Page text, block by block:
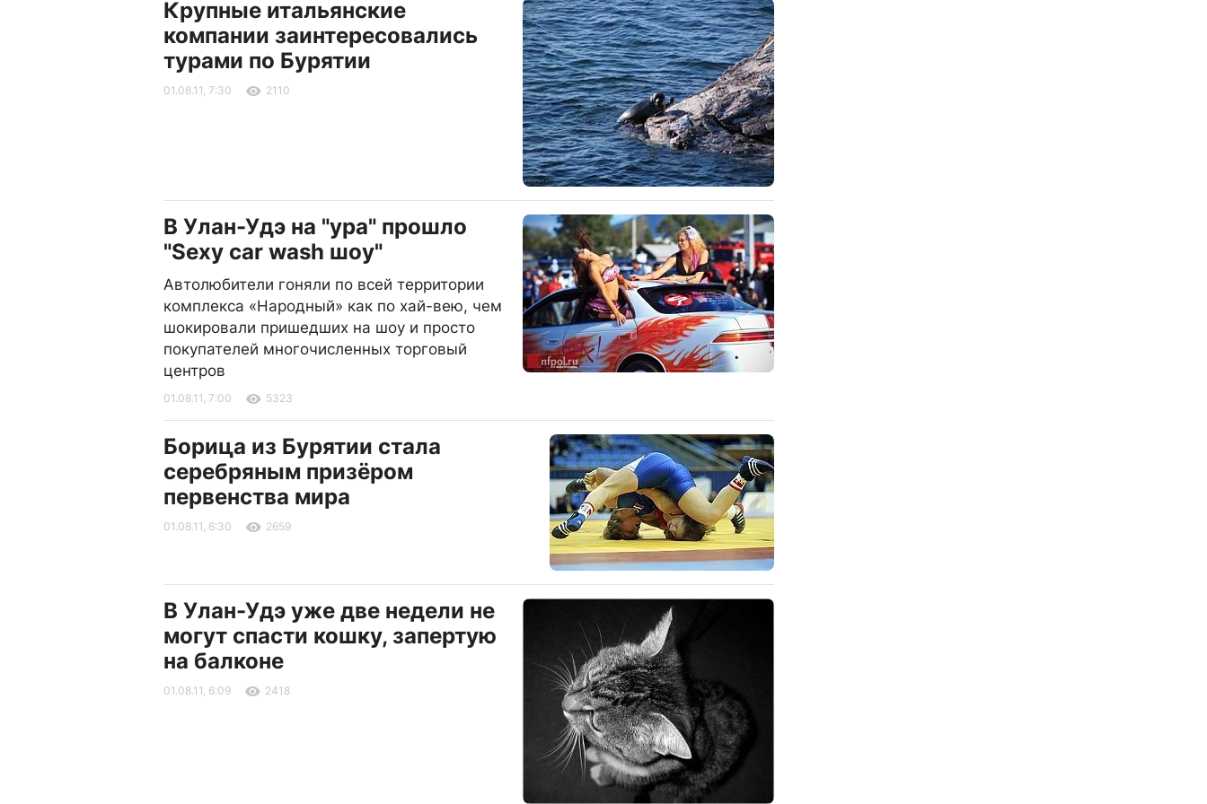
Крупные итальянские
компании заинтересовались
турами по Бурятии
01.08.11, 7:30 2110
В Улан-Удэ на "ура" прошло
"Sexy car wash шоу"
Автолюбители гоняли по всей территории
комплекса «Народный» как по хай-вею, чем
шокировали пришедших на шоу и просто
покупателей многочисленных торговый
центров
01.08.11, 7:00 5323
Борица из Бурятии стала
серебряным призёром
первенства мира
01.08.11, 6:30 2659
В Улан-Удэ уже две недели не
могут спасти кошку, запертую
на балконе
01.08.11, 6:09 2418